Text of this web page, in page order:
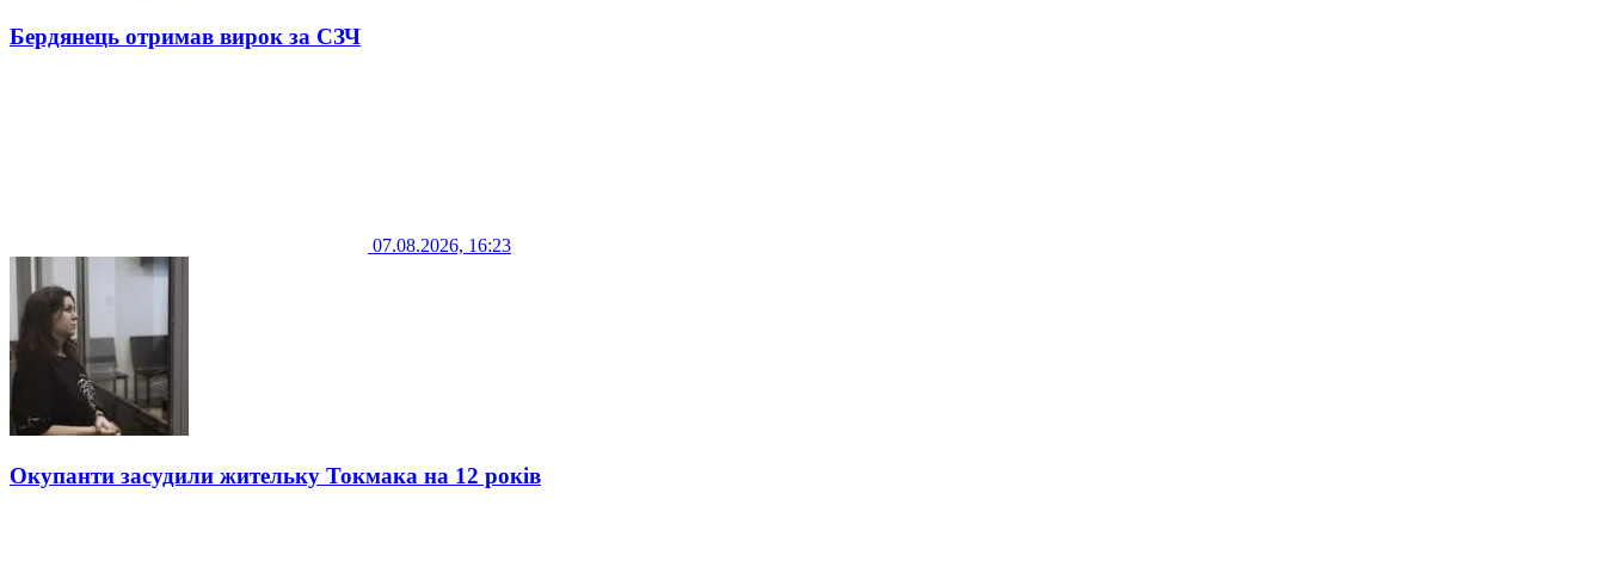
Бердянець отримав вирок за СЗЧ
07.08.2026, 16:23
Окупанти засудили жительку Токмака на 12 років